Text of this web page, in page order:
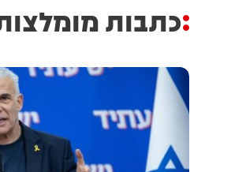
כתבות